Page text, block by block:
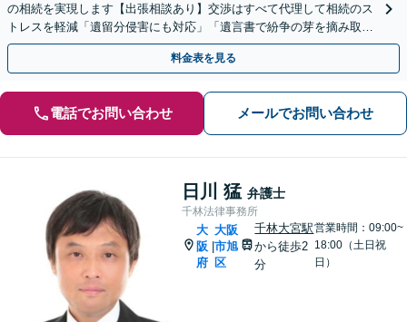
の相続を実現します【出張相談あり】交渉はすべて代理して相続のス
トレスを軽減「遺留分侵害にも対応」「遺言書で紛争の芽を摘み取
る」【完全個室制】【バリアフリー対応】【守口市駅1分】
料金表を見る
電話でお問い合わせ メールでお問い合わせ
日川 猛 弁護士
千林法律事務所
大
阪
府
|
大阪
市旭
区
千林大宮駅
から徒歩2
分
営業時間：09:00~
18:00（土日祝
日）